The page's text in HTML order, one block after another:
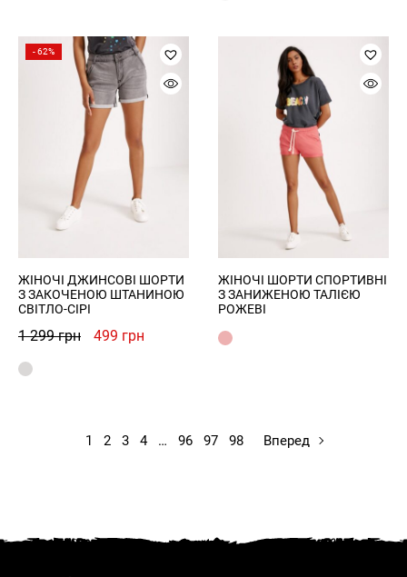
- 62%
ЖІНОЧІ ДЖИНСОВІ ШОРТИ
З ЗАКОЧЕНОЮ ШТАНИНОЮ
СВІТЛО-СІРІ
1 299грн
Оригінальна
499 грн
ЖІНОЧІ ШОРТИ СПОРТИВНІ
З ЗАНИЖЕНОЮ ТАЛІЄЮ
РОЖЕВІ
1 2 3 4 … 96 97 98 Вперед
Register
Увійти